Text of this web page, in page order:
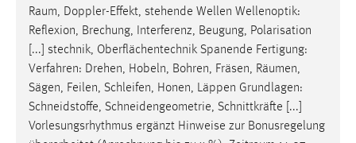
Raum, Doppler-Effekt, stehende Wellen Wellenoptik:
Reflexion, Brechung, Interferenz, Beugung, Polarisation
[...] stechnik, Oberflächentechnik Spanende Fertigung:
Verfahren: Drehen, Hobeln, Bohren, Fräsen, Räumen,
Sägen, Feilen, Schleifen, Honen, Läppen Grundlagen:
Schneidstoffe, Schneidengeometrie, Schnittkräfte [...]
Vorlesungsrhythmus ergänzt Hinweise zur Bonusregelung